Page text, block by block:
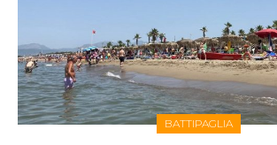
BATTIPAGLIA